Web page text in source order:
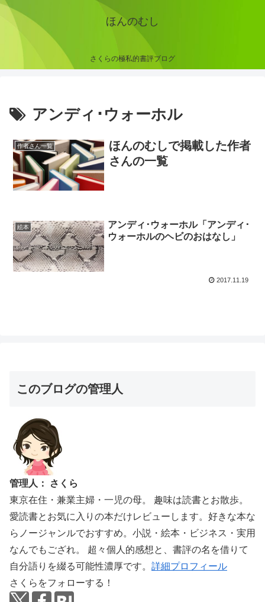
ほんのむし
さくらの極私的書評ブログ
アンディ･ウォーホル
作者さん一覧
ほんのむしで掲載した作者
さんの一覧
絵本
アンディ･ウォーホル「アンディ･
ウォーホルのヘビのおはなし」
2017.11.19
このブログの管理人
管理人： さくら
東京在住・兼業主婦・一児の母。 趣味は読書とお散歩。
愛読書とお気に入りの本だけレビューします。好きな本な
らノージャンルでおすすめ。小説・絵本・ビジネス・実用
なんでもござれ。 超々個人的感想と、書評の名を借りて
自分語りを綴る可能性濃厚です。 詳細プロフィール
さくらをフォローする！